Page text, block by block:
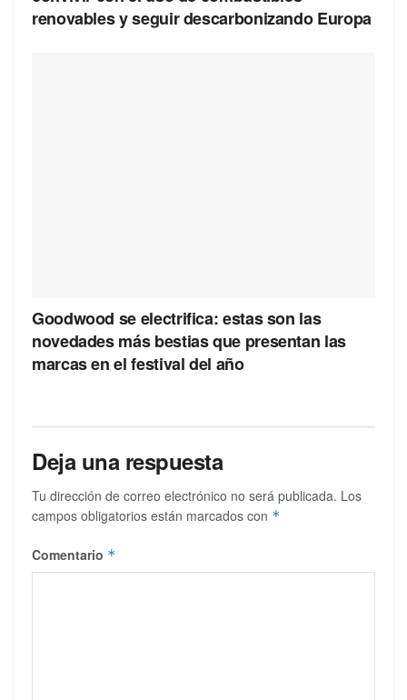
renovables y seguir descarbonizando Europa
Goodwood se electrifica: estas son las
novedades más bestias que presentan las
marcas en el festival del año
Deja una respuesta
Tu dirección de correo electrónico no será publicada. Los
campos obligatorios están marcados con *
Comentario *